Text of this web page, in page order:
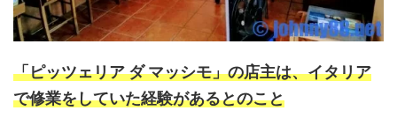
「ピッツェリア ダ マッシモ」の店主は、イタリア
で修業をしていた経験があるとのこと